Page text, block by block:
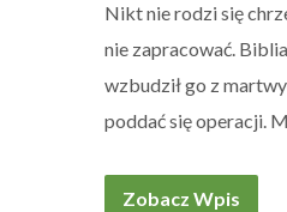
Nikt nie rodzi się
nie zapracować.
wzbudził go z
poddać się operacji.
Zobacz Wpis